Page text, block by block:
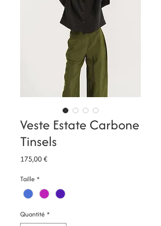
Veste Estate Carbone
Tinsels
175,00 €Prix
Taille *
Quantité *